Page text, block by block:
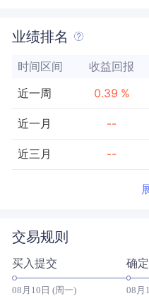
业绩排名
时间区间 收益回报
近一周 0.39 %
近一月 --
近三月 --
近三年
近五年 --
交易规则
买入提交
08月10日 (周一)
确
08月